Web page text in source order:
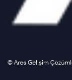
©️ Ares Gelişim